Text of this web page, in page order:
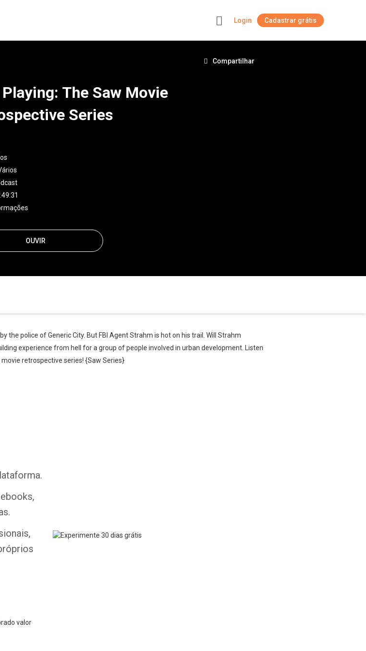
Login Cadastrar grátis
Compartilhar
The Saw Movie
Series
OUVIR
the police of Generic City. But FBI Agent Strahm is hot on his trail. Will Strahm
experience from hell for a group of people involved in urban development. Listen
retrospective series! {Saw Series}
valor
Facebook